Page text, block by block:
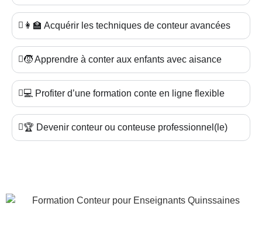
👩‍🏫 Acquérir les techniques de conteur avancées
🧒 Apprendre à conter aux enfants avec aisance
💻 Profiter d’une formation conte en ligne flexible
🏆 Devenir conteur ou conteuse professionnel(le)